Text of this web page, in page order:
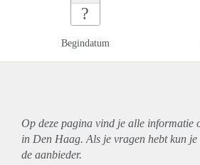
?
Begindatum
Op deze pagina vind je alle informatie
in Den Haag. Als je vragen hebt kun je
de aanbieder.